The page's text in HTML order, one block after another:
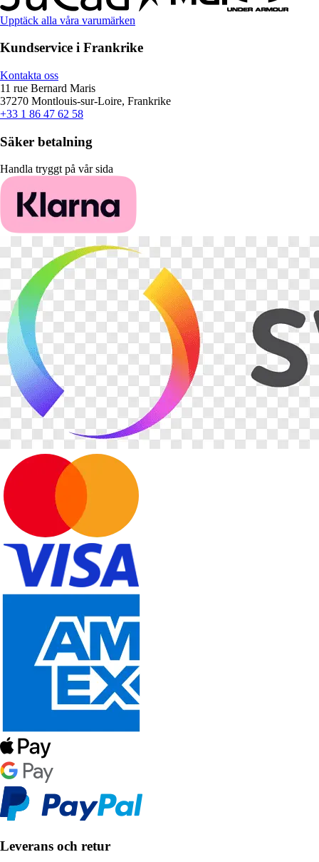
Upptäck alla våra varumärken
Kundservice i Frankrike
Kontakta oss
11 rue Bernard Maris
37270 Montlouis-sur-Loire, Frankrike
+33 1 86 47 62 58
Säker betalning
Handla tryggt på vår sida
Leverans och retur